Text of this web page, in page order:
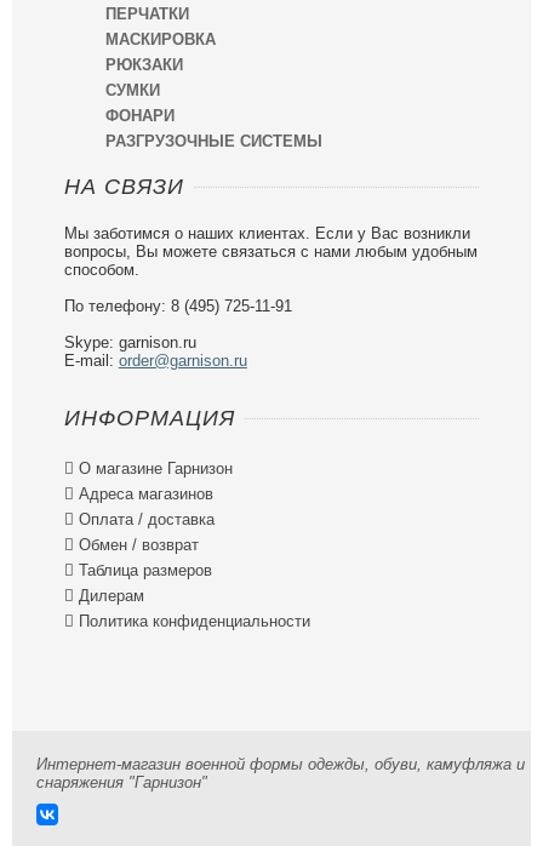
ПЕРЧАТКИ
МАСКИРОВКА
РЮКЗАКИ
СУМКИ
ФОНАРИ
РАЗГРУЗОЧНЫЕ СИСТЕМЫ
НА СВЯЗИ
Мы заботимся о наших клиентах. Если у Вас возникли
вопросы, Вы можете связаться с нами любым удобным
способом.
По телефону: 8 (495) 725-11-91
Skype: garnison.ru
E-mail: order@garnison.ru
ИНФОРМАЦИЯ
 О магазине Гарнизон
 Адреса магазинов
 Оплата / доставка
 Обмен / возврат
 Таблица размеров
 Дилерам
 Политика конфиденциальности
Интернет-магазин военной формы одежды, обуви, камуфляжа и
снаряжения "Гарнизон"